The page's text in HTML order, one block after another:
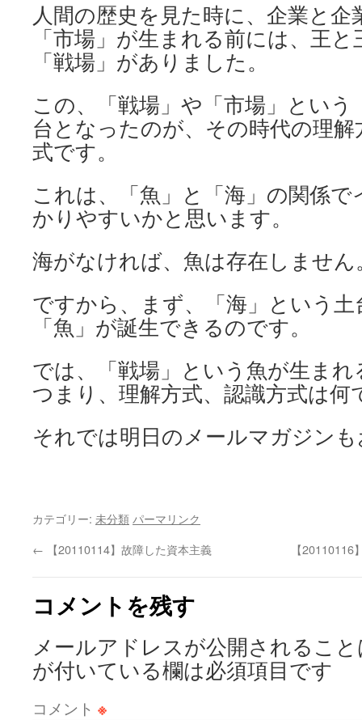
人間の歴史を見た時に、企業と
「市場」が生まれる前には、王
「戦場」がありました。
この、「戦場」や「市場」とい
台となったのが、その時代の理
式です。
これは、「魚」と「海」の関係
かりやすいかと思います。
海がなければ、魚は存在しません
ですから、まず、「海」という
「魚」が誕生できるのです。
では、「戦場」という魚が生ま
つまり、理解方式、認識方式は何
それでは明日のメールマガジン
カテゴリー: 未分類 パーマリンク
← 【20110114】故障した資本主義 【
コメントを残す
メールアドレスが公開されるこ
が付いている欄は必須項目です
コメント ※